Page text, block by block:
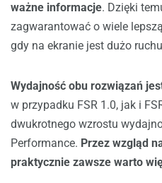
ważne informacje. Dzięki
zagwarantować o wiele
gdy na ekranie jest dużo
Wydajność obu rozwiązań
w przypadku FSR 1.0, jak i
dwukrotnego wzrostu
Performance. Przez wzgląd
praktycznie zawsze warto